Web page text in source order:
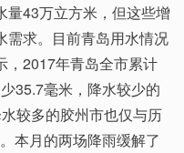
量43万立方米，但这些增
需求。目前青岛用水情况
，2017年青岛全市累计
35.7毫米，降水较少的
较多的胶州市也仅与历
本月的两场降雨缓解了